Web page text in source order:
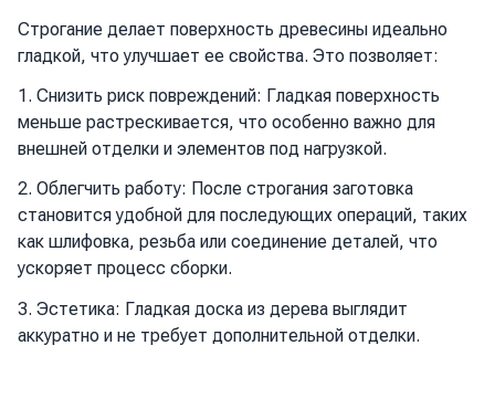
Строгание делает поверхность древесины идеально
гладкой, что улучшает ее свойства. Это позволяет:
1. Снизить риск повреждений: Гладкая поверхность
меньше растрескивается, что особенно важно для
внешней отделки и элементов под нагрузкой.
2. Облегчить работу: После строгания заготовка
становится удобной для последующих операций, таких
как шлифовка, резьба или соединение деталей, что
ускоряет процесс сборки.
3. Эстетика: Гладкая доска из дерева выглядит
аккуратно и не требует дополнительной отделки.